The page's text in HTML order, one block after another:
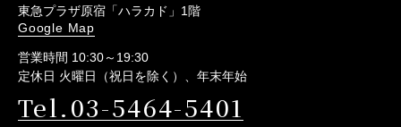
東急プラザ原宿「ハラカド」1階
Google Map
営業時間 10:30～19:30
定休日 火曜日（祝日を除く）、年末年始
Tel.03-5464-5401